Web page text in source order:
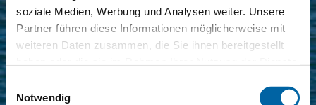
soziale Medien, Werbung und Analysen weiter. Unsere
Partner führen diese Informationen möglicherweise mit
weiteren Daten zusammen, die Sie ihnen bereitgestellt
Notwendig